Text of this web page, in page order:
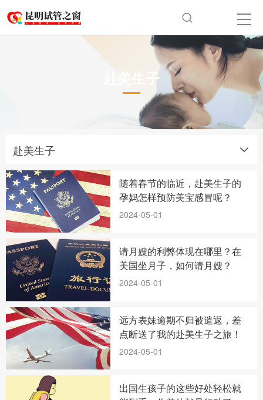
赴美生子
赴美生子
随着春节的临近，赴美生子的
孕妈怎样预防美宝感冒呢？
2024-05-01
请月嫂的利弊体现在哪里？在
美国坐月子，如何请月嫂？
2024-05-01
远方表妹逾期不归被遣返，差
点断送了我的赴美生子之旅！
2024-05-01
出国生孩子的这些好处轻松就